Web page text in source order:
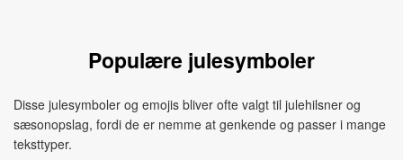
Populære julesymboler
Disse julesymboler og emojis bliver ofte valgt til julehilsner og
sæsonopslag, fordi de er nemme at genkende og passer i mange
teksttyper.